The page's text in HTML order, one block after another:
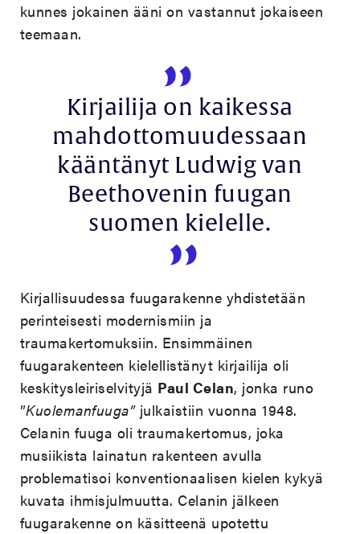
kunnes jokainen ääni on vastannut jokaiseen
teemaan.
Kirjailija on kaikessa
mahdottomuudessaan
kääntänyt Ludwig van
Beethovenin fuugan
suomen kielelle.
Kirjallisuudessa fuugarakenne yhdistetään
perinteisesti modernismiin ja
traumakertomuksiin. Ensimmäinen
fuugarakenteen kielellistänyt kirjailija oli
keskitysleiriselvityjä Paul Celan, jonka runo
”Kuolemanfuuga”julkaistiin vuonna 1948.
Celanin fuuga oli traumakertomus, joka
musiikista lainatun rakenteen avulla
problematisoi konventionaalisen kielen kykyä
kuvata ihmisjulmuutta. Celanin jälkeen
fuugarakenne on käsitteenä upotettu